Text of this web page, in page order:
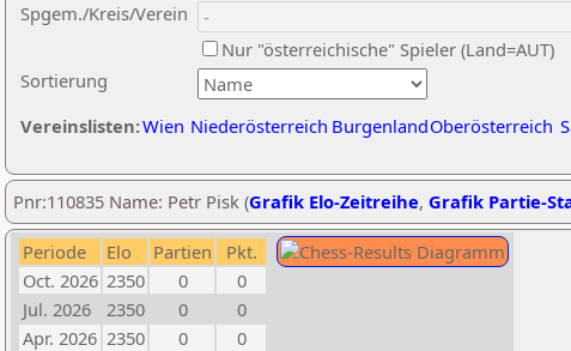
Sortierung
Spgem./Kreis/Verein
Nur "österreichische" Spieler (Land=AUT)
Vereinslisten:Wien Niederösterreich BurgenlandOberösterreich
Pnr:110835 Name: Petr Pisk (Grafik Elo-Zeitreihe, Grafik Partie-
Periode Elo Partien
Pkt.
Oct. 2026 2350 0
0
Jul. 2026
2350 0
0
Apr. 2026 2350 0
0